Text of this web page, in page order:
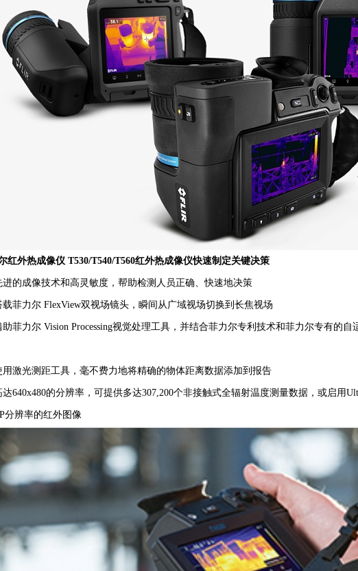
红外热成像仪 T530/T540/T560红外热成像仪快速制定关键决策
进的成像技术和高灵敏度，帮助检测人员正确、快速地决策
载菲力尔 FlexView双视场镜头，瞬间从广域视场切换到长焦视场
助菲力尔 Vision Processing视觉处理工具，并结合菲力尔专利技术和菲力尔专有的
用激光测距工具，毫不费力地将精确的物体距离数据添加到报告
达640x480的分辨率，可提供多达307,200个非接触式全辐射温度测量数据，或启用
分辨率的红外图像